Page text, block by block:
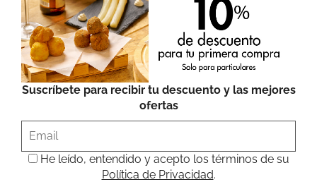
Suscríbete para recibir tu descuento y las mejores
ofertas
He leído, entendido y acepto los términos de su
Política de Privacidad.